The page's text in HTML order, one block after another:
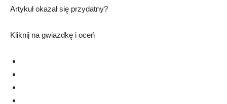
Artykuł okazał się przydatny?
Kliknij na gwiazdkę i oceń